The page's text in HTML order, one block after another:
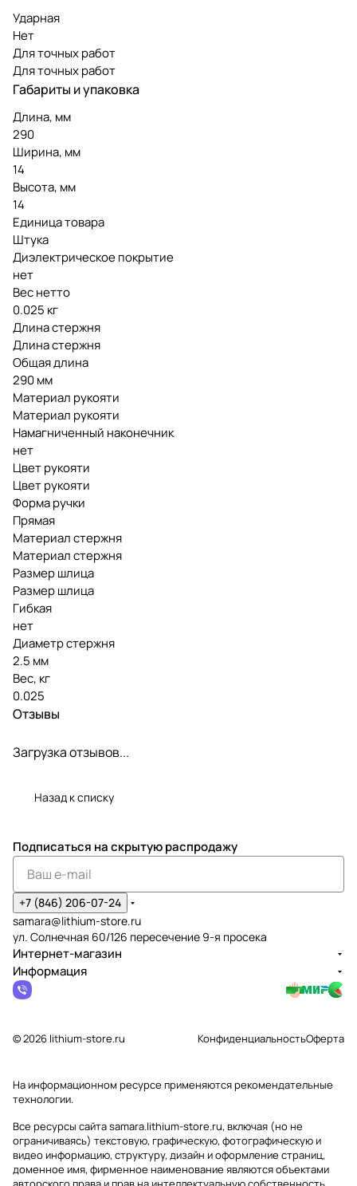
Ударная
Нет
Для точных работ
Для точных работ
Габариты и упаковка
Длина, мм
290
Ширина, мм
14
Высота, мм
14
Единица товара
Штука
Диэлектрическое покрытие
нет
Вес нетто
0.025 кг
Длина стержня
Длина стержня
Общая длина
290 мм
Материал рукояти
Материал рукояти
Намагниченный наконечник
нет
Цвет рукояти
Цвет рукояти
Форма ручки
Прямая
Материал стержня
Материал стержня
Размер шлица
Размер шлица
Гибкая
нет
Диаметр стержня
2.5 мм
Вес, кг
0.025
Отзывы
Загрузка отзывов...
Назад к списку
Подписаться на скрытую распродажу
+7 (846) 206-07-24
samara@lithium-store.ru
ул. Солнечная 60/126 пересечение 9-я просека
Интернет-магазин
Информация
© 2026 lithium-store.ru КонфиденциальностьОферта
На информационном ресурсе применяютсярекомендательные
технологии.
Все ресурсы сайта samara.lithium-store.ru, включая (но не
ограничиваясь) текстовую, графическую, фотографическую и
видео информацию, структуру, дизайн и оформление страниц,
доменное имя, фирменное наименование являются объектами